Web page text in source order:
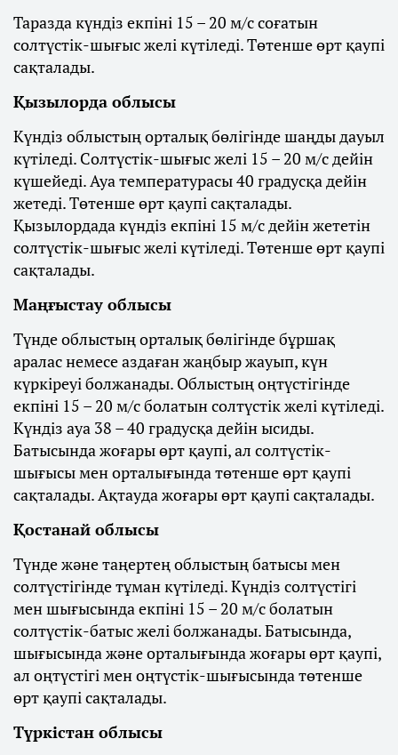
Таразда күндіз екпіні 15 – 20 м/с соғатын
солтүстік-шығыс желі күтіледі. Төтенше өрт қаупі
сақталады.
Қызылорда облысы
Күндіз облыстың орталық бөлігінде шаңды дауыл
күтіледі. Солтүстік-шығыс желі 15 – 20 м/с дейін
күшейеді. Ауа температурасы 40 градусқа дейін
жетеді. Төтенше өрт қаупі сақталады.
Қызылордада күндіз екпіні 15 м/с дейін жететін
солтүстік-шығыс желі күтіледі. Төтенше өрт қаупі
сақталады.
Маңғыстау облысы
Түнде облыстың орталық бөлігінде бұршақ
аралас немесе аздаған жаңбыр жауып, күн
күркіреуі болжанады. Облыстың оңтүстігінде
екпіні 15 – 20 м/с болатын солтүстік желі күтіледі.
Күндіз ауа 38 – 40 градусқа дейін ысиды.
Батысында жоғары өрт қаупі, ал солтүстік-
шығысы мен орталығында төтенше өрт қаупі
сақталады. Ақтауда жоғары өрт қаупі сақталады.
Қостанай облысы
Түнде және таңертең облыстың батысы мен
солтүстігінде тұман күтіледі. Күндіз солтүстігі
мен шығысында екпіні 15 – 20 м/с болатын
солтүстік-батыс желі болжанады. Батысында,
шығысында және орталығында жоғары өрт қаупі,
ал оңтүстігі мен оңтүстік-шығысында төтенше
өрт қаупі сақталады.
Түркістан облысы